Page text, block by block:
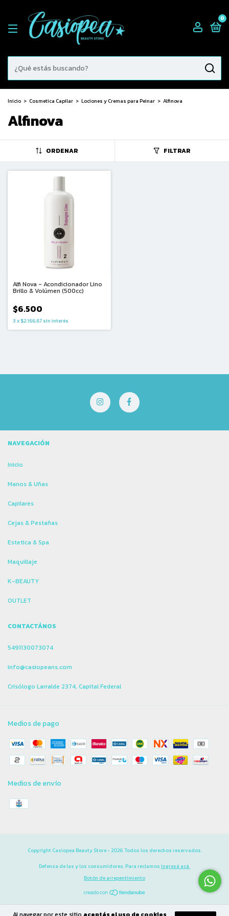
0
Inicio > Cosmetica Capilar > Lociones y Cremas para Peinar > Alfinova
Alfinova
ORDENAR FILTRAR
Alfi Nova - Acondicionador Lino
Brillo & Volúmen (500cc)
$6.500
3 x $2.166,67 sin interés
NAVEGACIÓN
Inicio
Manos & Uñas
Capilares
Cejas & Pestañas
Estetica & Spa
Maquillaje
K-BEAUTY
OUTLET
CONTACTÁNOS
5491130073074
info@casiopeans.com
Crisólogo Larralde 2374, Capital Federal
Medios de pago
Medios de envío
Copyright Casiopea Beauty Store - 2026. Todos los derechos reservados.
Defensa de las y los consumidores. Para reclamos ingresá acá.
Botón de arrepentimiento